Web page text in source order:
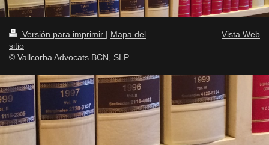
Versión para imprimir | Mapa del
sitio
© Vallcorba Advocats BCN, SLP
Vista Web